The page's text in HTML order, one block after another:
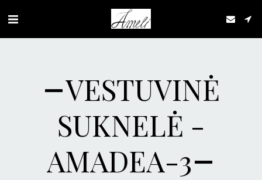
VESTUVINĖ
SUKNELĖ -
AMADEA-3